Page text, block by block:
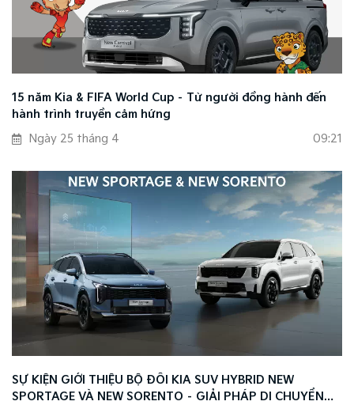
15 năm Kia & FIFA World Cup – Từ người đồng hành đến
hành trình truyền cảm hứng
Ngày 25 tháng 4
09:21
SỰ KIỆN GIỚI THIỆU BỘ ĐÔI KIA SUV HYBRID NEW
SPORTAGE VÀ NEW SORENTO – GIẢI PHÁP DI CHUYỂN